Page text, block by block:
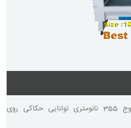
این لیزر با طول موج 355 نانومتری توانایی حکاکی روی